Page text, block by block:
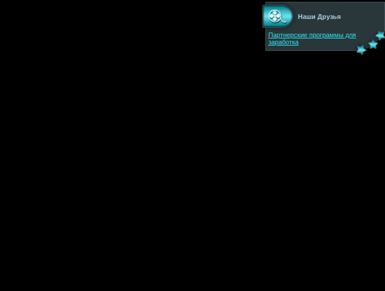
Наши Друзья
Партнерские программы для
заработка